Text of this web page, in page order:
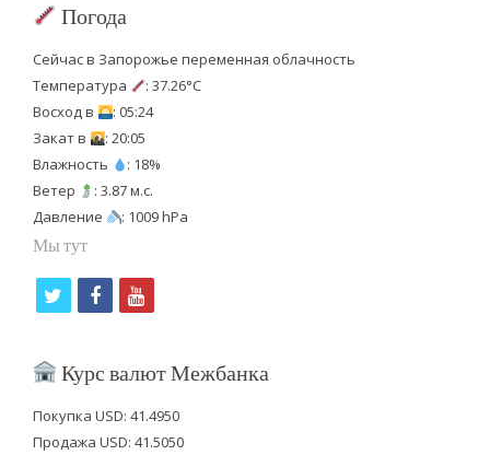
Погода
Сейчас в Запорожье переменная облачность
Температура
: 37.26°C
Восход в
: 05:24
Закат в
: 20:05
Влажность
: 18%
Ветер
: 3.87 м.с.
Давление
: 1009 hPa
Мы тут
i
t
f
c
b
y
u
u
Курс валют Межбанка
Покупка USD: 41.4950
Продажа USD: 41.5050